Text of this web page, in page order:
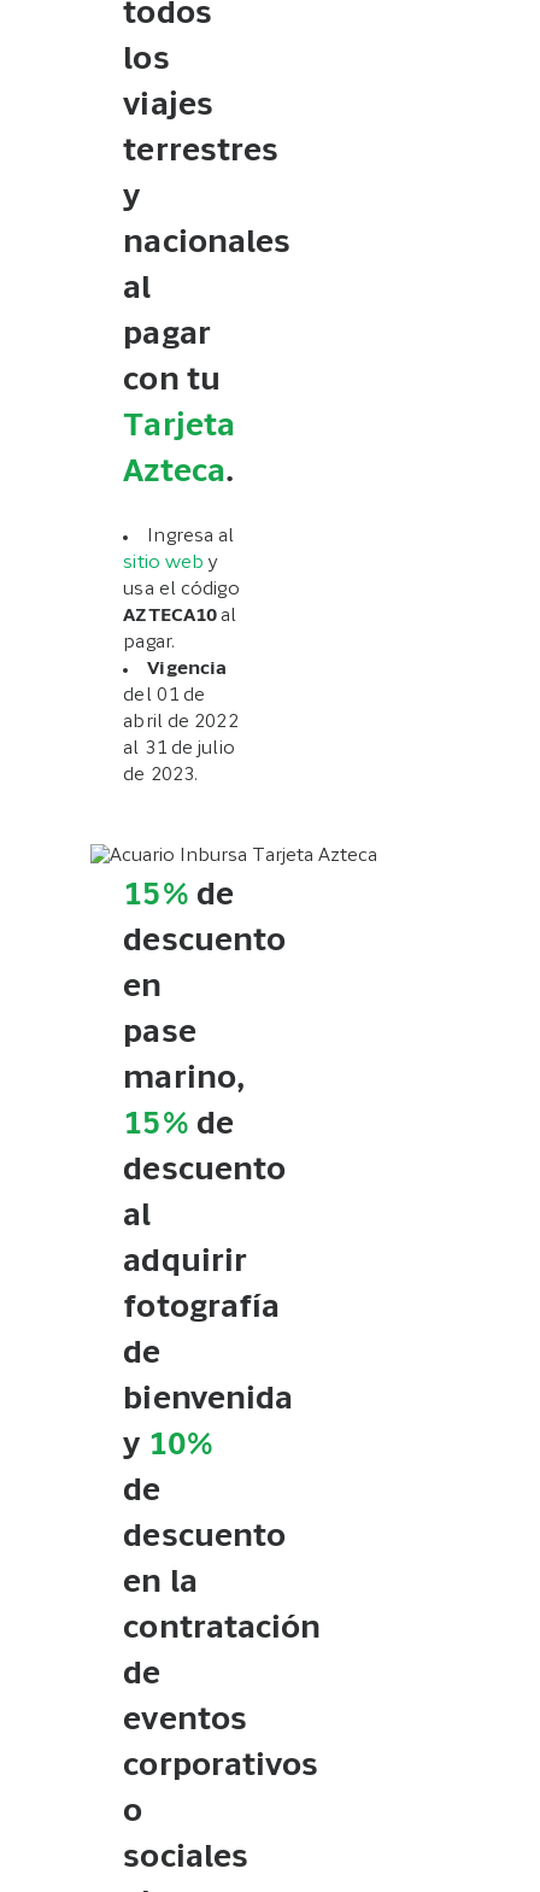
todos
los
viajes
terrestres
y
nacionales
al
pagar
con tu
Tarjeta
Azteca.
Ingresa al
sitio web y
usa el código
AZTECA10 al
pagar.
Vigencia
del 01 de
abril de 2022
al 31 de julio
de 2023.
15% de
descuento
en
pase
marino,
15% de
descuento
al
adquirir
fotografía
de
bienvenida
y 10%
de
descuento
en la
contratación
de
eventos
corporativos
o
sociales